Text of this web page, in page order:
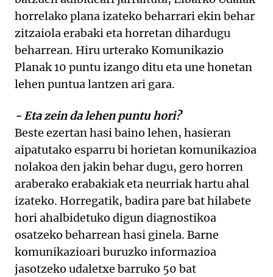
horrelako plana izateko beharrari ekin behar
zitzaiola erabaki eta horretan dihardugu
beharrean. Hiru urterako Komunikazio
Planak 10 puntu izango ditu eta une honetan
lehen puntua lantzen ari gara.
- Eta zein da lehen puntu hori?
Beste ezertan hasi baino lehen, hasieran
aipatutako esparru bi horietan komunikazioa
nolakoa den jakin behar dugu, gero horren
araberako erabakiak eta neurriak hartu ahal
izateko. Horregatik, badira pare bat hilabete
hori ahalbidetuko digun diagnostikoa
osatzeko beharrean hasi ginela. Barne
komunikazioari buruzko informazioa
jasotzeko udaletxe barruko 50 bat